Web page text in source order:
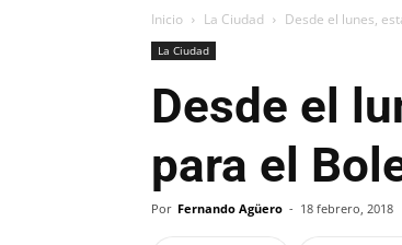
Inicio La Ciudad Desde el lunes,
La Ciudad
Desde el
para el
Por Fernando Agüero - 18 febrero, 2018